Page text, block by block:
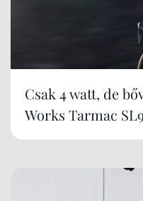
Csak 4 watt, de
Works Tarmac